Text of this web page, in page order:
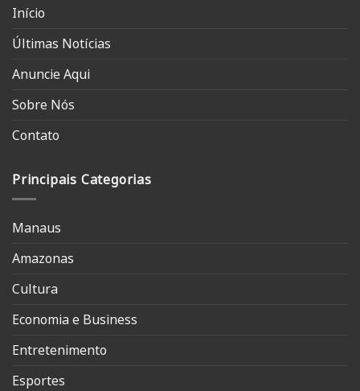
Início
Últimas Notícias
Anuncie Aqui
Sobre Nós
Contato
Principais Categorias
Manaus
Amazonas
Cultura
Economia e Business
Entretenimento
Esportes